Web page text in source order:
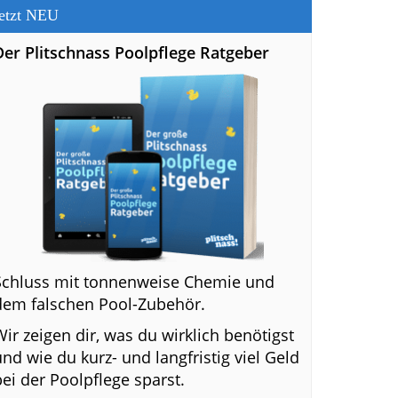
NEU
Plitschnass Poolpflege Ratgeber
mit tonnenweise Chemie und
falschen Pool-Zubehör.
zeigen dir, was du wirklich benötigst
wie du kurz- und langfristig viel Geld
der Poolpflege sparst.